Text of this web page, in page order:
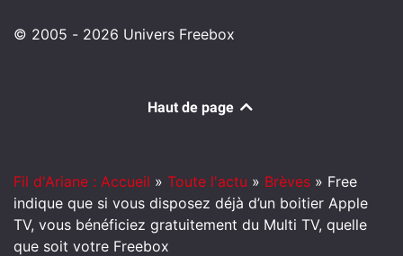
© 2005 - 2026 Univers Freebox
Haut de page
Fil d'Ariane : Accueil » Toute l'actu » Brèves » Free
indique que si vous disposez déjà d’un boitier Apple
TV, vous bénéficiez gratuitement du Multi TV, quelle
que soit votre Freebox